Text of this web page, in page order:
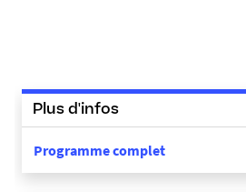
Plus d'infos
Programme complet